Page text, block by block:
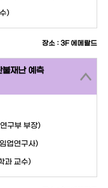
)
장소 : 3F 에메랄드
재난 예측
구부 부장)
업연구사)
과 교수)